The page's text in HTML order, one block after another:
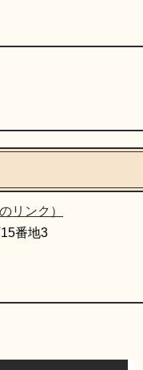
リンク）
番地3